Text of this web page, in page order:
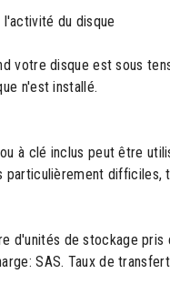
du disque
votre disque est sous
n'est installé.
à clé inclus peut être
difficiles,
d'unités de stockage pris
SAS. Taux de